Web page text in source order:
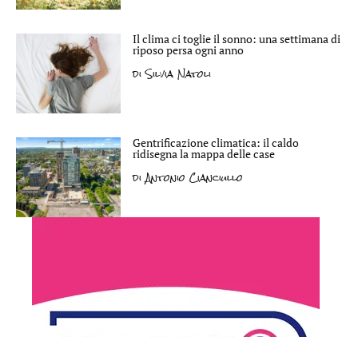
Il clima ci toglie il sonno: una settimana di
riposo persa ogni anno
diSilvia Natoli
Gentrificazione climatica: il caldo
ridisegna la mappa delle case
diAntonio Cianciullo